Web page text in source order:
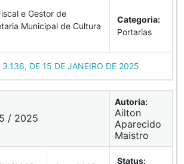
e Gestor de
Municipal de Cultura
Categoria:
Portarias
3.136, DE 15 DE JANEIRO DE 2025
/ 2025
Autoria:
Ailton
Aparecido
Maistro
Status: